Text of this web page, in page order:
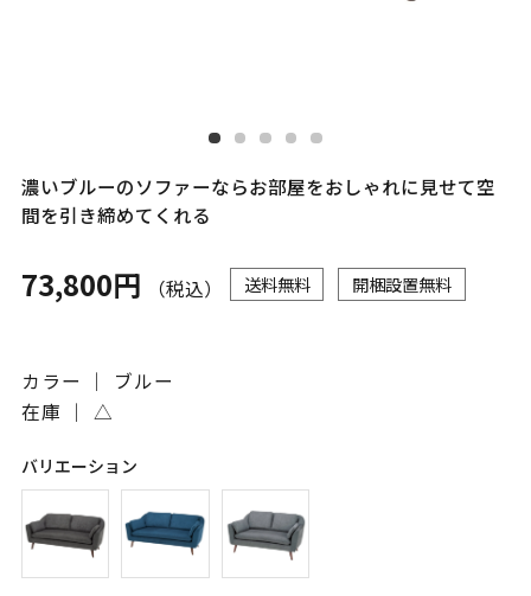
濃いブルーのソファーならお部屋をおしゃれに見せて空
間を引き締めてくれる
73,800円 （税込） 送料無料 開梱設置無料
カラー ｜ ブルー
在庫 ｜ △
バリエーション